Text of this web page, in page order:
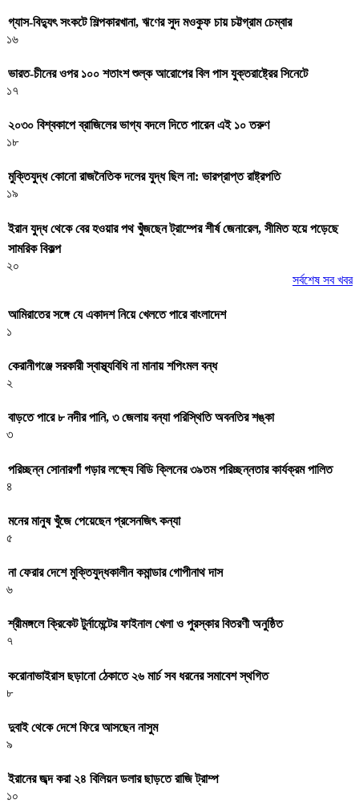
গ্যাস-বিদ্যুৎ সংকটে শিল্পকারখানা, ঋণের সুদ মওকুফ চায় চট্টগ্রাম চেম্বার
১৬
ভারত-চীনের ওপর ১০০ শতাংশ শুল্ক আরোপের বিল পাস যুক্তরাষ্ট্রের সিনেটে
১৭
২০৩০ বিশ্বকাপে ব্রাজিলের ভাগ্য বদলে দিতে পারেন এই ১০ তরুণ
১৮
মুক্তিযুদ্ধ কোনো রাজনৈতিক দলের যুদ্ধ ছিল না: ভারপ্রাপ্ত রাষ্ট্রপতি
১৯
ইরান যুদ্ধ থেকে বের হওয়ার পথ খুঁজছেন ট্রাম্পের শীর্ষ জেনারেল, সীমিত হয়ে পড়েছে
সামরিক বিকল্প
২০
সর্বশেষ সব খবর
আমিরাতের সঙ্গে যে একাদশ নিয়ে খেলতে পারে বাংলাদেশ
১
কেরানীগঞ্জে সরকারী স্বাস্থ্যবিধি না মানায় শপিংমল বন্ধ
২
বাড়তে পারে ৮ নদীর পানি, ৩ জেলায় বন্যা পরিস্থিতি অবনতির শঙ্কা
৩
পরিচ্ছন্ন সোনারগাঁ গড়ার লক্ষ্যে বিডি ক্লিনের ৩৯তম পরিচ্ছন্নতার কার্যক্রম পালিত
৪
মনের মানুষ খুঁজে পেয়েছেন প্রসেনজিৎ কন্যা
৫
না ফেরার দেশে মুক্তিযুদ্ধকালীন কমান্ডার গোপীনাথ দাস
৬
শ্রীমঙ্গলে ক্রিকেট টুর্নামেন্টের ফাইনাল খেলা ও পুরস্কার বিতরণী অনুষ্ঠিত
৭
করোনাভাইরাস ছড়ানো ঠেকাতে ২৬ মার্চ সব ধরনের সমাবেশ স্থগিত
৮
দুবাই থেকে দেশে ফিরে আসছেন নাসুম
৯
ইরানের জব্দ করা ২৪ বিলিয়ন ডলার ছাড়তে রাজি ট্রাম্প
১০